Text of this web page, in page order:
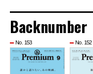
Backnumber
No. 153 No. 152